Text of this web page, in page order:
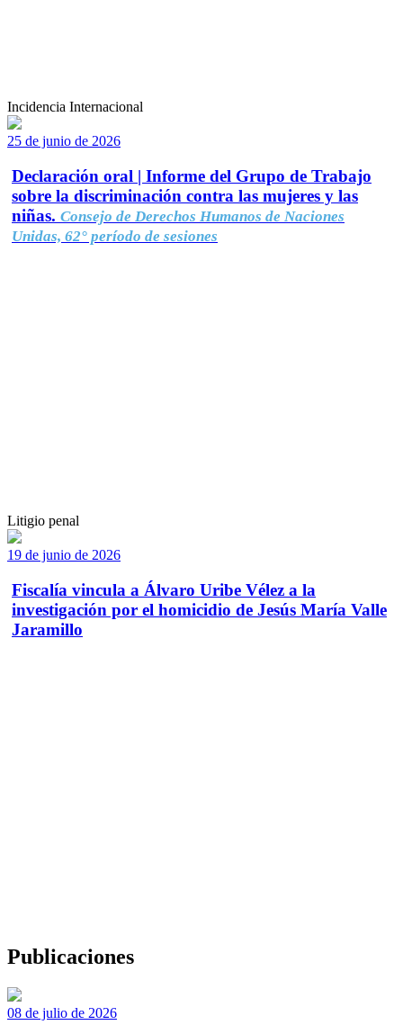
Incidencia Internacional
25 de junio de 2026
Declaración oral | Informe del Grupo de Trabajo
sobre la discriminación contra las mujeres y las
niñas. Consejo de Derechos Humanos de Naciones
Unidas, 62° período de sesiones
Litigio penal
19 de junio de 2026
Fiscalía vincula a Álvaro Uribe Vélez a la
investigación por el homicidio de Jesús María Valle
Jaramillo
Publicaciones
08 de julio de 2026